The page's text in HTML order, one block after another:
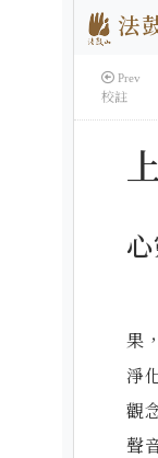
法
Prev
校註
果
淨
觀
聲